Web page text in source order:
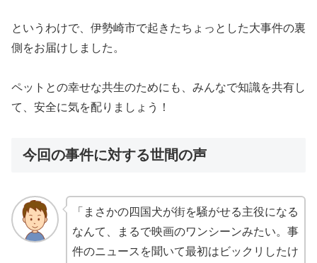
というわけで、伊勢崎市で起きたちょっとした大事件の裏
側をお届けしました。
ペットとの幸せな共生のためにも、みんなで知識を共有し
て、安全に気を配りましょう！
今回の事件に対する世間の声
「まさかの四国犬が街を騒がせる主役になる
なんて、まるで映画のワンシーンみたい。事
件のニュースを聞いて最初はビックリしたけ